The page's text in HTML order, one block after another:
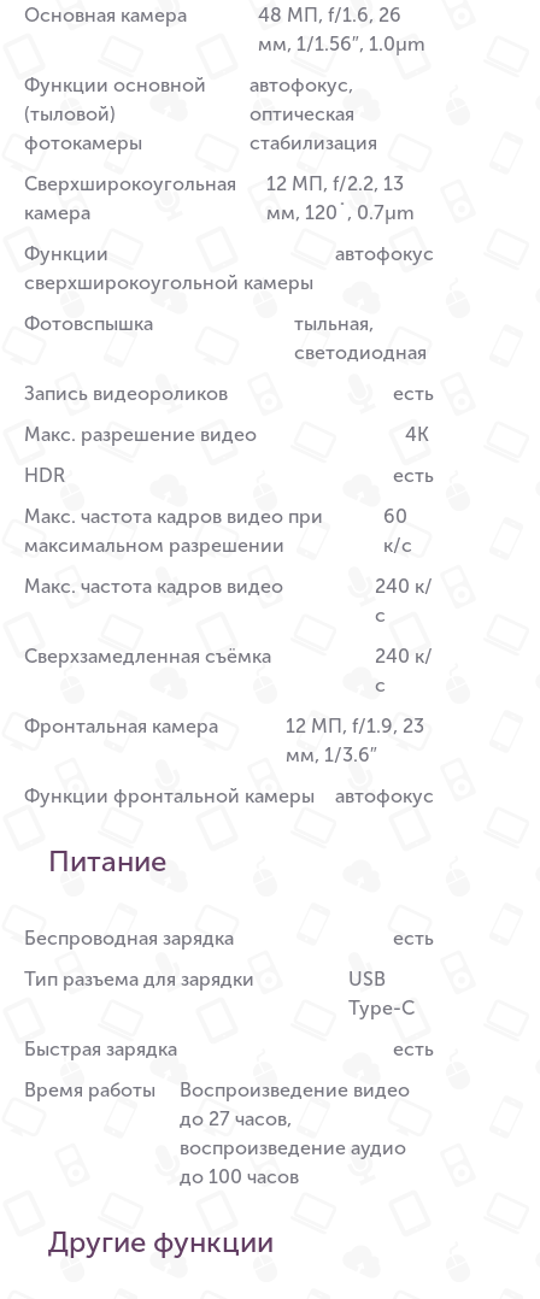
Основная камера
48 МП, f/1.6, 26
мм, 1/1.56″, 1.0µm
Функции основной
(тыловой)
фотокамеры
автофокус,
оптическая
стабилизация
Сверхширокоугольная
камера
12 МП, f/2.2, 13
мм, 120˚, 0.7µm
Функции
сверхширокоугольной камеры
автофокус
Фотовспышка
тыльная,
светодиодная
Запись видеороликов
есть
Макс. разрешение видео
4K
HDR
есть
Макс. частота кадров видео при
максимальном разрешении
60
к/c
Макс. частота кадров видео
240 к/
с
Сверхзамедленная съёмка
240 к/
с
Фронтальная камера
12 МП, f/1.9, 23
мм, 1/3.6″
Функции фронтальной камеры
автофокус
Питание
Беспроводная зарядка
есть
Тип разъема для зарядки
USB
Type-C
Быстрая зарядка
есть
Время работы
Воспроизведение видео
до 27 часов,
воспроизведение аудио
до 100 часов
Другие функции